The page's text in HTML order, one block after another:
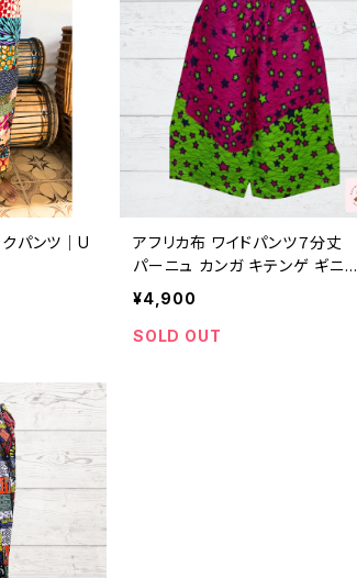
パンツ｜U
アフリカ布 ワイドパンツ７分丈
パーニュ カンガ キテンゲ ギニア
フェアトレード INUWALIAFRICA
¥4,900
SOLD OUT